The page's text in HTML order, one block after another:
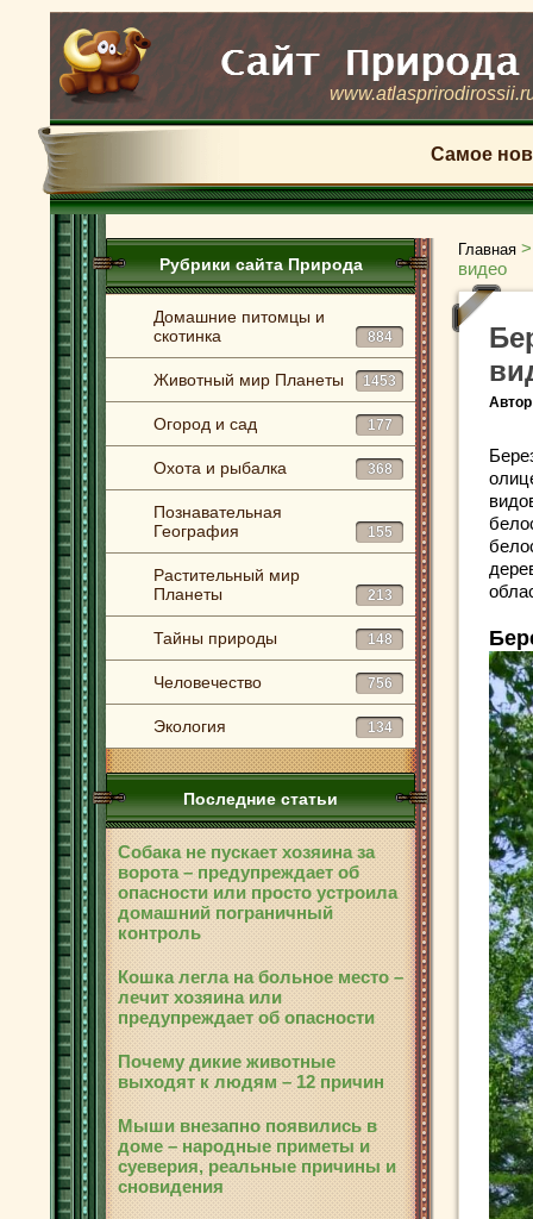
Самое
Рубрики сайта Природа
Домашние питомцы и
скотинка
884
Животный мир Планеты 1453
Огород и сад 177
Охота и рыбалка 368
Познавательная
География
155
Растительный мир
Планеты
213
Тайны природы 148
Человечество 756
Экология 134
Последние статьи
Собака не пускает хозяина за
ворота – предупреждает об
опасности или просто устроила
домашний пограничный
контроль
Кошка легла на больное место –
лечит хозяина или
предупреждает об опасности
Почему дикие животные
выходят к людям – 12 причин
Мыши внезапно появились в
доме – народные приметы и
суеверия, реальные причины и
сновидения
Главная
видео